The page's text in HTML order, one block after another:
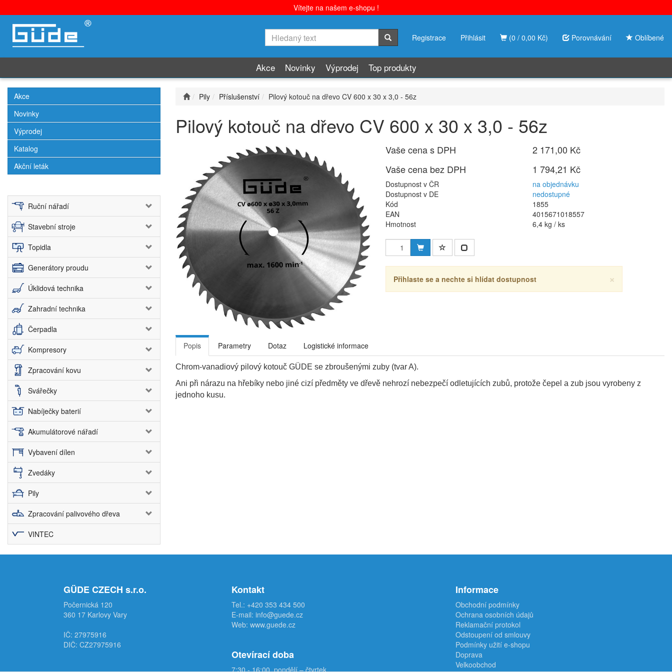
Vítejte na našem e-shopu !
(0 / 0,00 Kč) Porovnávání Oblíbené
Registrace Přihlásit
Akce Novinky Výprodej Top produkty
Akce
Novinky
Výprodej
Katalog
Akční leták
Ruční nářadí
Stavební stroje
Topidla
Generátory proudu
Úklidová technika
Zahradní technika
Čerpadla
Kompresory
Zpracování kovu
Svářečky
Nabíječky baterií
Akumulátorové nářadí
Vybavení dílen
Zvedáky
Pily
Zpracování palivového dřeva
VINTEC
Pily Příslušenství Pilový kotouč na dřevo CV 600 x 30 x 3,0 - 56z
Pilový kotouč na dřevo CV 600 x 30 x 3,0 - 56z
Vaše cena s DPH
2 171,00 Kč
Vaše cena bez DPH
1 794,21 Kč
Dostupnost v ČR
na objednávku
Dostupnost v DE
nedostupné
Kód
1855
EAN
4015671018557
Hmotnost
6,4 kg / ks
×
Přihlaste se a nechte si hlídat dostupnost
Popis Parametry Dotaz Logistické informace
Chrom-vanadiový pilový kotouč GÜDE se zbroušenými zuby (tvar A).
Ani při nárazu na hřebíky nebo jiné cizí předměty ve dřevě nehrozí nebezpečí odletujících zubů, protože čepel a zub jsou vyrobeny z
jednoho kusu.
GÜDE CZECH s.r.o.
Počernická 120
360 17 Karlovy Vary
IČ: 27975916
DIČ: CZ27975916
Kontakt
Tel.: +420 353 434 500
E-mail: info@guede.cz
Web: www.guede.cz
Otevírací doba
7:30 - 16:00, pondělí – čtvrtek
Informace
Obchodní podmínky
Ochrana osobních údajů
Reklamační protokol
Odstoupení od smlouvy
Podmínky užití e-shopu
Doprava
Velkoobchod